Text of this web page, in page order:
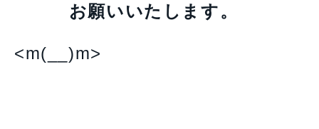
お願いいたします。
<m(__)m>